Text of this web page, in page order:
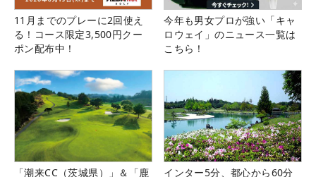
11月までのプレーに2回使え
る！コース限定3,500円クー
ポン配布中！
今年も男女プロが強い「キャ
ロウェイ」のニュース一覧は
こちら！
「潮来CC（茨城県）」＆「鹿
インター5分、都心から60分